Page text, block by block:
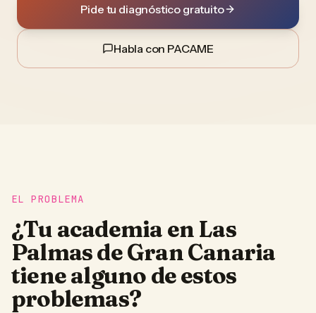
Pide tu diagnóstico gratuito
Habla con PACAME
EL PROBLEMA
¿Tu academia en Las
Palmas de Gran Canaria
tiene alguno de estos
problemas?